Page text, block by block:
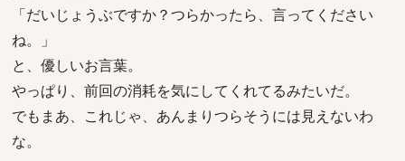
「だいじょうぶですか？つらかったら、言ってください
ね。」
と、優しいお言葉。
やっぱり、前回の消耗を気にしてくれてるみたいだ。
でもまあ、これじゃ、あんまりつらそうには見えないわ
な。